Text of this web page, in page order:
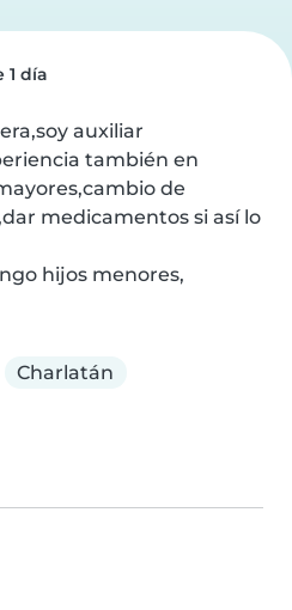
1 día
auxiliar
también en
de
medicamentos si así lo
hijos menores,
Charlatán